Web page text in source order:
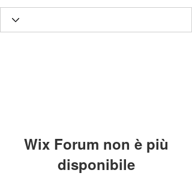
Wix Forum non è più
disponibile